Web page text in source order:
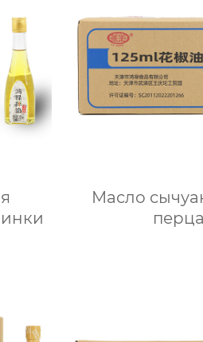
Масло
перца